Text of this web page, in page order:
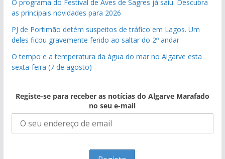
O programa do Festival de Aves de Sagres já saiu. Descubra
as principais novidades para 2026
PJ de Portimão detém suspeitos de tráfico em Lagos. Um
deles ficou gravemente ferido ao saltar do 2º andar
O tempo e a temperatura da água do mar no Algarve esta
sexta-feira (7 de agosto)
Registe-se para receber as notícias do Algarve Marafado
no seu e-mail